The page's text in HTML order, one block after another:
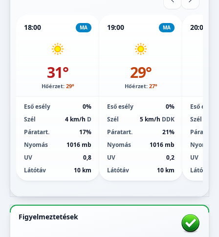
18:00 MA
31°
Hőérzet: 29°
Eső esély
0%
Szél
4 km/h D
Páratart.
17%
Nyomás
1016 mb
UV
0,8
Látótáv
10 km
19:00 MA
29°
Hőérzet: 27°
Eső esély
0%
Szél
5 km/h DDK
Páratart.
21%
Nyomás
1016 mb
UV
0,2
Látótáv
10 km
20:00
Eső esély
Szél
Páratart.
Nyomás
UV
Látótáv
Figyelmeztetések